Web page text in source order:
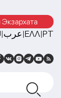
|عرب|ΕΛΛ|PT